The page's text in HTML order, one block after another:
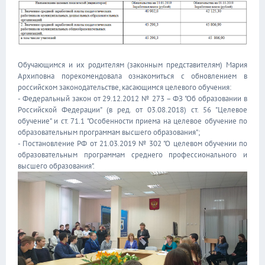
Обучающимся и их родителям (законным представителям) Мария
Архиповна порекомендовала ознакомиться с обновлением в
российском законодательстве, касающимся целевого обучения:
- Федеральный закон от 29.12.2012 № 273 – ФЗ "Об образовании в
Российской Федерации" (в ред. от 03.08.2018) ст. 56 "Целевое
обучение" и ст. 71.1 "Особенности приема на целевое обучение по
образовательным программам высшего образования";
- Постановление РФ от 21.03.2019 № 302 "О целевом обучении по
образовательным программам среднего профессионального и
высшего образования".